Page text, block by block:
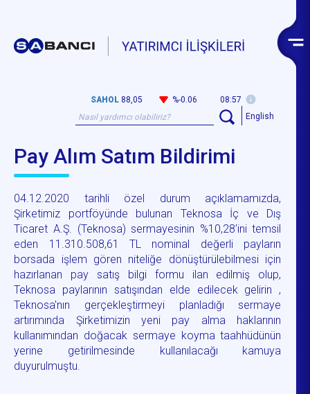
SAHOL 88,05 %-0.06
08:57
English
Pay Alım Satım Bildirimi
04.12.2020 tarihli özel durum açıklamamızda,
Şirketimiz portföyünde bulunan Teknosa İç ve Dış
Ticaret A.Ş. (Teknosa) sermayesinin %10,28'ini temsil
eden 11.310.508,61 TL nominal değerli payların
borsada işlem gören niteliğe dönüştürülebilmesi için
hazırlanan pay satış bilgi formu ilan edilmiş olup,
Teknosa paylarının satışından elde edilecek gelirin ,
Teknosa'nın gerçekleştirmeyi planladığı sermaye
artırımında Şirketimizin yeni pay alma haklarının
kullanımından doğacak sermaye koyma taahhüdünün
yerine getirilmesinde kullanılacağı kamuya
duyurulmuştu.